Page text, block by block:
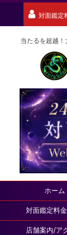
対面鑑定
当たるを超越！
ホーム
対面鑑定料
店舗案内/ア